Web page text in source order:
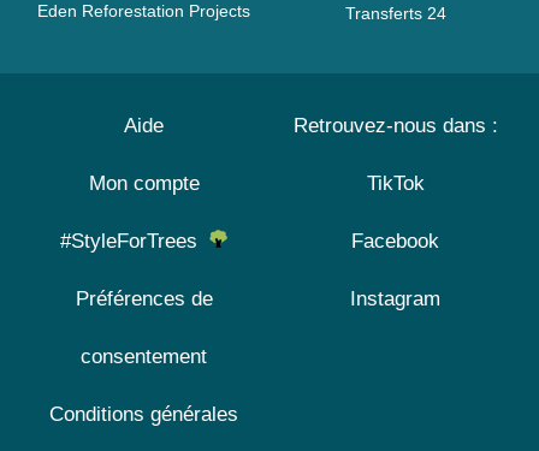
Eden Reforestation Projects
Transferts 24
Aide
Mon compte
#StyleForTrees
Préférences de
consentement
Conditions générales
Retrouvez-nous dans :
TikTok
Facebook
Instagram